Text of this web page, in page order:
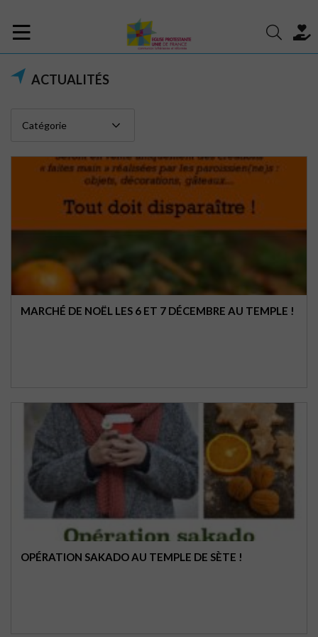
ACTUALITÉS
MARCHÉ DE NOËL LES 6 ET 7 DÉCEMBRE AU TEMPLE !
OPÉRATION SAKADO AU TEMPLE DE SÈTE !